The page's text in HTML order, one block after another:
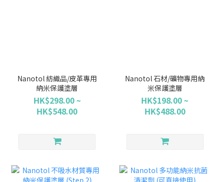
Nanotol 紡織品/皮革專用
納米保護塗層
HK$298.00 ~
HK$548.00
Nanotol 石材/礦物專用納
米保護塗層
HK$198.00 ~
HK$488.00